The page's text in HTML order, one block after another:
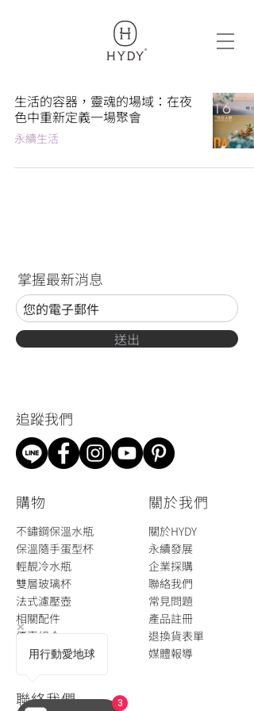
生活的容器，靈魂的場域：在夜
色中重新定義一場聚會
永續生活
掌握最新消息
送出
​追蹤我們
​購物
不鏽鋼保溫水瓶
保溫隨手蛋型杯
輕靚冷水瓶
雙層玻璃杯
法式濾壓壺​
​相關配件
​優惠組合
循環餐具租賃
關於我們
關於HYDY
永續發展
企業採購
聯絡我們
​常見問題
​​產品註冊
退換貨表單
​媒體報導
聯絡我們
用行動愛地球
3